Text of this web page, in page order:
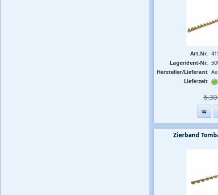
Art.Nr.
Lagerident-Nr.
Hersteller/Lieferant
Lieferzeit
6,30
Zierband